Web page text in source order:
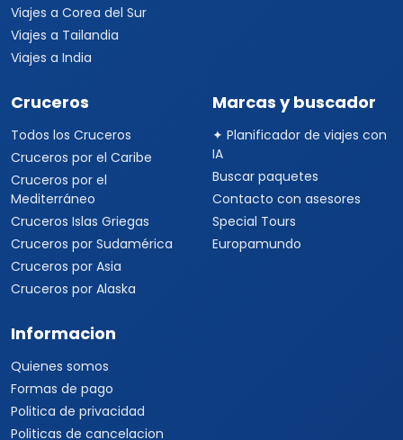
Viajes a Corea del Sur
Viajes a Tailandia
Viajes a India
Cruceros
Todos los Cruceros
Cruceros por el Caribe
Cruceros por el
Mediterráneo
Cruceros Islas Griegas
Cruceros por Sudamérica
Cruceros por Asia
Cruceros por Alaska
Marcas y buscador
✦ Planificador de viajes con
IA
Buscar paquetes
Contacto con asesores
Special Tours
Europamundo
Informacion
Quienes somos
Formas de pago
Politica de privacidad
Politicas de cancelacion